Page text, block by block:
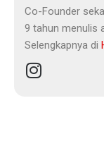
Co-Founder
9 tahun menulis
Selengkapnya di